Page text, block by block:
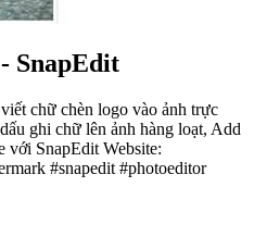
SnapEdit
chữ chèn logo vào ảnh trực
ghi chữ lên ảnh hàng loạt, Add
với SnapEdit Website:
#snapedit #photoeditor